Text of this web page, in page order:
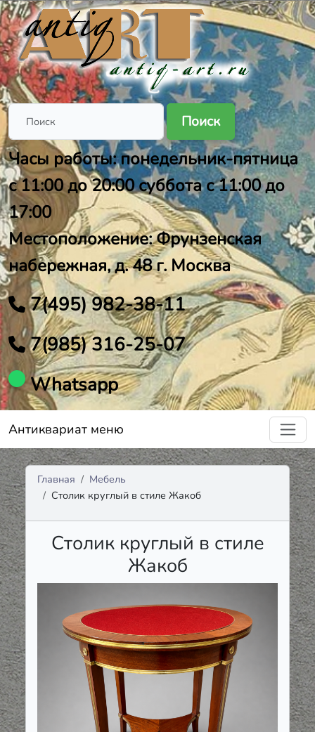
Поиск
Часы работы: понедельник-пятница
с 11:00 до 20:00 суббота с 11:00 до
17:00
Местоположение: Фрунзенская
набережная, д. 48 г. Москва
7(495) 982-38-11
7(985) 316-25-07
Whatsapp
Антиквариат меню
Главная
Мебель
Столик круглый в стиле Жакоб
Столик круглый в стиле
Жакоб